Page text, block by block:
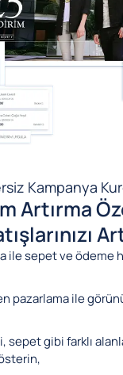
Kampanya
Artırma
ile sepet ve ödeme
pazarlama ile
sepet gibi farklı